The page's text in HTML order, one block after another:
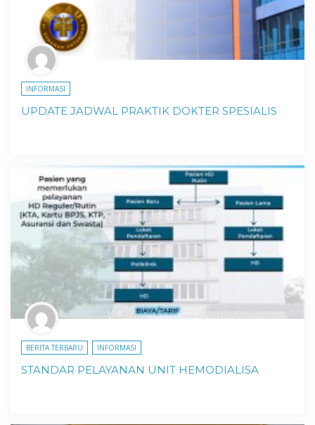
INFORMASI
UPDATE JADWAL PRAKTIK DOKTER SPESIALIS
BERITA TERBARU INFORMASI
STANDAR PELAYANAN UNIT HEMODIALISA